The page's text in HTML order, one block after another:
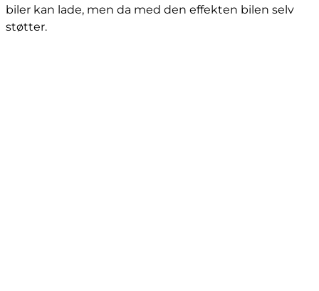
biler kan lade, men da med den effekten bilen selv
støtter.